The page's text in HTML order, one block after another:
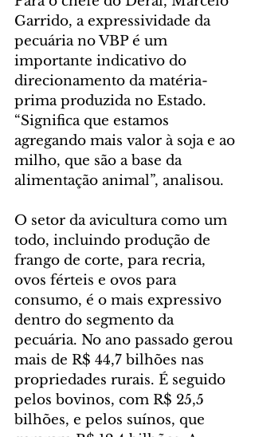
Garrido, a expressividade da
pecuária no VBP é um
importante indicativo do
direcionamento da matéria-
prima produzida no Estado.
“Significa que estamos
agregando mais valor à soja e ao
milho, que são a base da
alimentação animal”, analisou.
O setor da avicultura como um
todo, incluindo produção de
frango de corte, para recria,
ovos férteis e ovos para
consumo, é o mais expressivo
dentro do segmento da
pecuária. No ano passado gerou
mais de R$ 44,7 bilhões nas
propriedades rurais. É seguido
pelos bovinos, com R$ 25,5
bilhões, e pelos suínos, que